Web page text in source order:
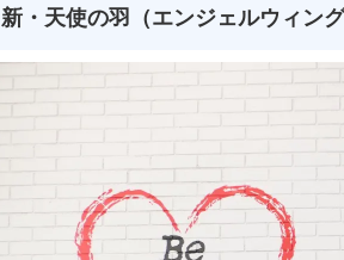
新・天使の羽（エンジェルウィン